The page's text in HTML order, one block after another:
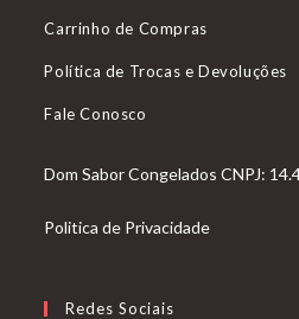
Carrinho de Compras
Política de Trocas e Devoluções
Fale Conosco
Dom Sabor Congelados CNPJ:
Politica de Privacidade
Redes Sociais